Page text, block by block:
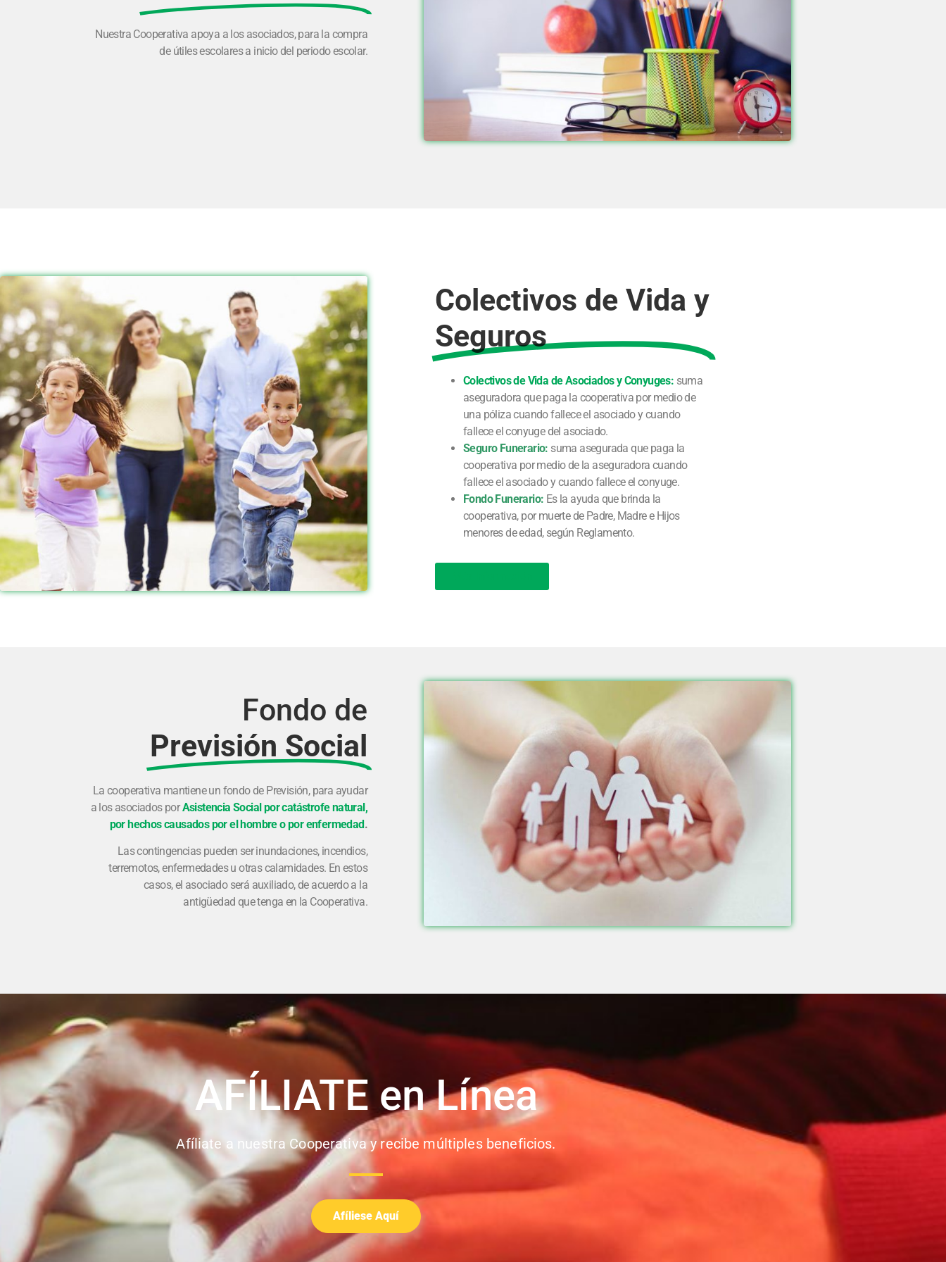
Nuestra Cooperativa apoya a los asociados, para la compra
de útiles escolares a inicio del periodo escolar.
Colectivos de Vida y
Seguros
Colectivos de Vida de Asociados y Conyuges: suma
aseguradora que paga la cooperativa por medio de
una póliza cuando fallece el asociado y cuando
fallece el conyuge del asociado.
Seguro Funerario: suma asegurada que paga la
cooperativa por medio de la aseguradora cuando
fallece el asociado y cuando fallece el conyuge.
Fondo Funerario: Es la ayuda que brinda la
cooperativa, por muerte de Padre, Madre e Hijos
menores de edad, según Reglamento.
Fondo de
Previsión Social
La cooperativa mantiene un fondo de Previsión, para ayudar
a los asociados porAsistencia Social por catástrofe natural,
por hechos causados por el hombre o por enfermedad.
Las contingencias pueden ser inundaciones, incendios,
terremotos, enfermedades u otras calamidades. En estos
casos, el asociado será auxiliado, de acuerdo a la
antigüedad que tenga en la Cooperativa.
AFÍLIATE en Línea
Afíliate a nuestra Cooperativa y recibe múltiples beneficios.
Afíliese Aquí